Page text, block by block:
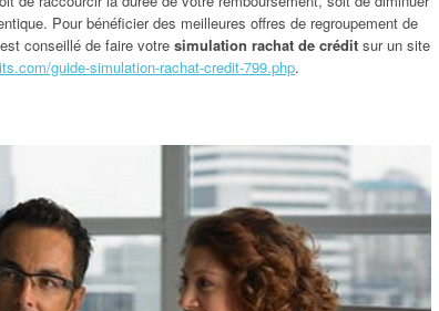
Pour bénéficier des meilleures offres de regroupement de
conseillé de faire votre simulation rachat de crédit sur un site
guide-simulation-rachat-credit-799.php.